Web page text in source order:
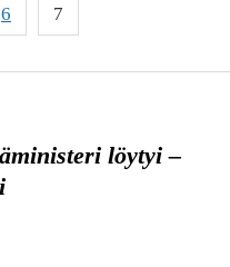
löytyi –
6 7